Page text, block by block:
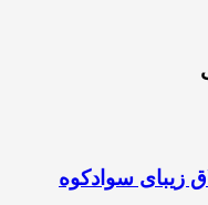
زیبای سوادکوه